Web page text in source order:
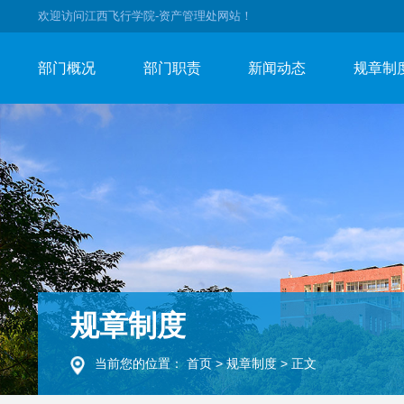
欢迎访问江西飞行学院-资产管理处网站！
部门概况 部门职责 新闻动态 规章制
规章制度
当前您的位置：首页>规章制度> 正文